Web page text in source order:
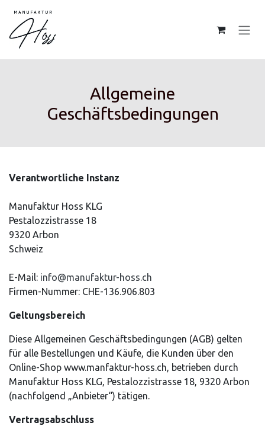
Allgemeine
Geschäftsbedingungen
Verantwortliche Instanz
Manufaktur Hoss KLG
Pestalozzistrasse 18
9320 Arbon
Schweiz
E-Mail: info@manufaktur-hoss.ch
Firmen-Nummer: CHE-136.906.803
Geltungsbereich
Diese Allgemeinen Geschäftsbedingungen (AGB) gelten
für alle Bestellungen und Käufe, die Kunden über den
Online-Shop www.manfaktur-hoss.ch, betrieben durch
Manufaktur Hoss KLG, Pestalozzistrasse 18, 9320 Arbon
(nachfolgend „Anbieter“) tätigen.
Vertragsabschluss